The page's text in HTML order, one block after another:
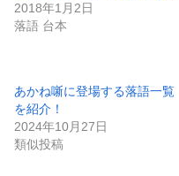
2018年1月2日
落語 台本
あかね噺に登場する落語一覧
を紹介！
2024年10月27日
類似投稿